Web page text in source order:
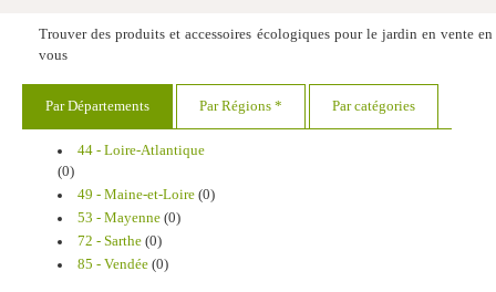
Trouver des produits et accessoires écologiques pour le jardin en vente
vous
Par Départements Par Régions * Par catégories
44 - Loire-Atlantique
(0)
49 - Maine-et-Loire(0)
53 - Mayenne(0)
72 - Sarthe(0)
85 - Vendée(0)